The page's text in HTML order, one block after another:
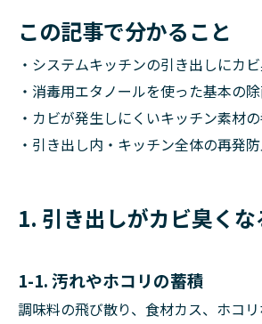
この記事で分かること
・システムキッチンの引き出しにカ
・消毒用エタノールを使った基本の
・カビが発生しにくいキッチン素材
・引き出し内・キッチン全体の再発
1. 引き出しがカビ臭く
1-1. 汚れやホコリの蓄積
調味料の飛び散り、食材カス、ホコ